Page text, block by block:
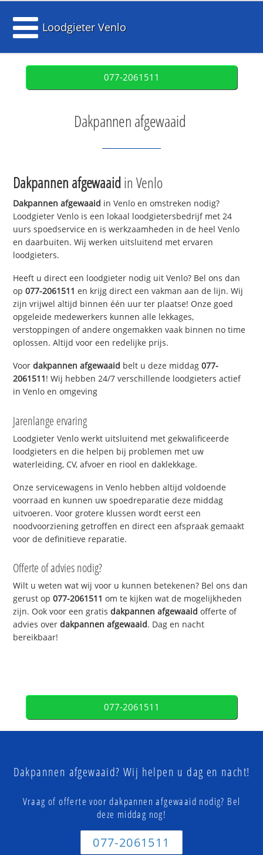
Loodgieter Venlo
077-2061511
Dakpannen afgewaaid
Dakpannen afgewaaidin Venlo
Dakpannen afgewaaid in Venlo en omstreken nodig?
Loodgieter Venlo is een lokaal loodgietersbedrijf met 24
uurs spoedservice en is werkzaamheden in de heel Venlo
en daarbuiten. Wij werken uitsluitend met ervaren
loodgieters.
Heeft u direct een loodgieter nodig uit Venlo? Bel ons dan
op077-2061511 en krijg direct een vakman aan de lijn. Wij
zijn vrijwel altijd binnen één uur ter plaatse! Onze goed
opgeleide medewerkers kunnen alle lekkages,
verstoppingen of andere ongemakken vaak binnen no time
oplossen. Altijd voor een redelijke prijs.
Voordakpannen afgewaaid belt u deze middag077-
2061511! Wij hebben 24/7 verschillende loodgieters actief
in Venlo en omgeving
Jarenlange ervaring
Loodgieter Venlo werkt uitsluitend met gekwalificeerde
loodgieters en die helpen bij problemen met uw
waterleiding, CV, afvoer en riool en daklekkage.
Onze servicewagens in Venlo hebben altijd voldoende
voorraad en kunnen uw spoedreparatie deze middag
uitvoeren. Voor grotere klussen wordt eerst een
noodvoorziening getroffen en direct een afspraak gemaakt
voor de definitieve reparatie.
Offerte of advies nodig?
Wilt u weten wat wij voor u kunnen betekenen? Bel ons dan
gerust op077-2061511 om te kijken wat de mogelijkheden
zijn. Ook voor een gratisdakpannen afgewaaid offerte of
advies overdakpannen afgewaaid. Dag en nacht
bereikbaar!
077-2061511
Dakpannen afgewaaid? Wij helpen u dag en nacht!
Vraag of offerte voor dakpannen afgewaaid nodig? Bel
deze middag nog!
077-2061511